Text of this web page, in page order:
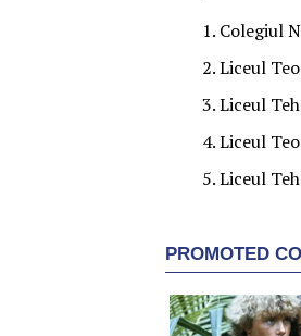
Colegiul
Liceul
Liceul
Liceul
Liceul